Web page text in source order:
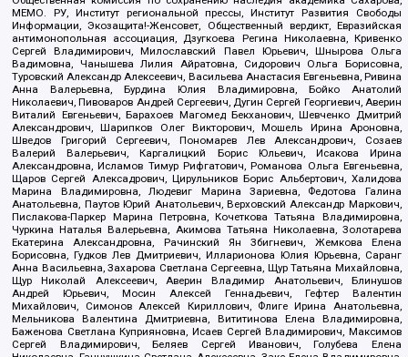
МЕМО. РУ, Институт региональной прессы, Институт Развития Свободы
Информации, Экозащита!-Женсовет, Общественный вердикт, Евразийская
антимонопольная ассоциация, Дзугкоева Регина Николаевна, Кривенко
Сергей Владимирович, Милославский Павел Юрьевич, Шнырова Ольга
Вадимовна, Чанышева Лилия Айратовна, Сидорович Ольга Борисовна,
Туровский Александр Алексеевич, Васильева Анастасия Евгеньевна, Ривина
Анна Валерьевна, Бурдина Юлия Владимировна, Бойко Анатолий
Николаевич, Пивоваров Андрей Сергеевич, Дугин Сергей Георгиевич, Аверин
Виталий Евгеньевич, Барахоев Магомед Бекханович, Шевченко Дмитрий
Александрович, Шарипков Олег Викторович, Мошель Ирина Ароновна,
Шведов Григорий Сергеевич, Пономарев Лев Александрович, Созаев
Валерий Валерьевич, Каргалицкий Борис Юльевич, Исакова Ирина
Александровна, Исламов Тимур Рифгатович, Романова Ольга Евгеньевна,
Щаров Сергей Алексадрович, Цирульников Борис Альбертович, Халидова
Марина Владимировна, Людевиг Марина Зариевна, Федотова Галина
Анатольевна, Паутов Юрий Анатольевич, Верховский Александр Маркович,
Пислакова-Паркер Марина Петровна, Кочеткова Татьяна Владимировна,
Чуркина Наталья Валерьевна, Акимова Татьяна Николаевна, Золотарева
Екатерина Александровна, Рачинский Ян Збигневич, Жемкова Елена
Борисовна, Гудков Лев Дмитриевич, Илларионова Юлия Юрьевна, Саранг
Анна Васильевна, Захарова Светлана Сергеевна, Щур Татьяна Михайловна,
Щур Николай Алексеевич, Аверин Владимир Анатольевич, Блинушов
Андрей Юрьевич, Мосин Алексей Геннадьевич, Гефтер Валентин
Михайлович, Симонов Алексей Кириллович, Флиге Ирина Анатольевна,
Мельникова Валентина Дмитриевна, Вититинова Елена Владимировна,
Баженова Светлана Куприяновна, Исаев Сергей Владимирович, Максимов
Сергей Владимирович, Беляев Сергей Иванович, Голубева Елена